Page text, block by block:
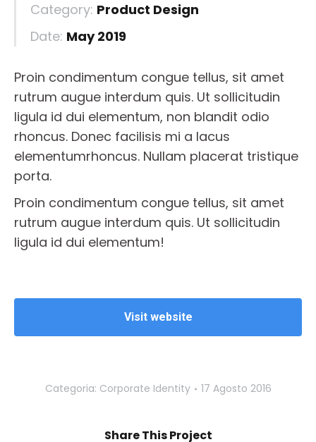
Category: Product Design
Date: May 2019
Proin condimentum congue tellus, sit amet
rutrum augue interdum quis. Ut sollicitudin
ligula id dui elementum, non blandit odio
rhoncus. Donec facilisis mi a lacus
elementumrhoncus. Nullam placerat tristique
porta.
Proin condimentum congue tellus, sit amet
rutrum augue interdum quis. Ut sollicitudin
ligula id dui elementum!
Visit website
Categoria: Corporate Identity 17 Agosto 2016
Share This Project